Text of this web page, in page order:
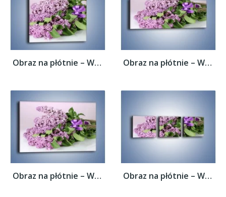
Obraz na płótnie – Wiązanka z bzem –... Obraz na płótnie – Wiązanka z bzem –...
Obraz na płótnie – Wiązanka z bzem –... Obraz na płótnie – Wiązanka z bzem –...